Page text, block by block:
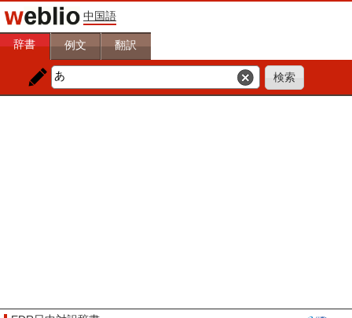
中国語
辞書 例文 翻訳